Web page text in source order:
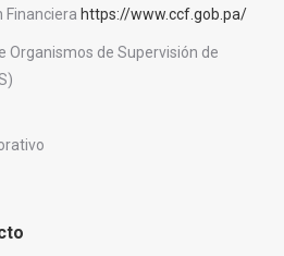
Financiera https://www.ccf.gob.pa/
Organismos de Supervisión de